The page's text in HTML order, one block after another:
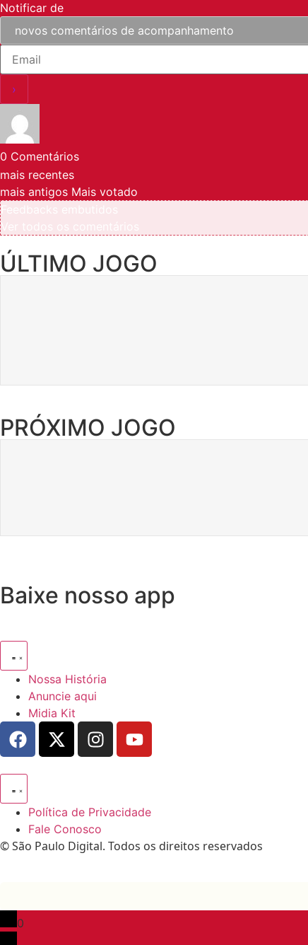
Notificar de
0 Comentários
mais recentes
mais antigos Mais votado
ÚLTIMO JOGO
PRÓXIMO JOGO
Baixe nosso app
Nossa História
Anuncie aqui
Midia Kit
Política de Privacidade
Fale Conosco
© São Paulo Digital. Todos os direitos reservados
0